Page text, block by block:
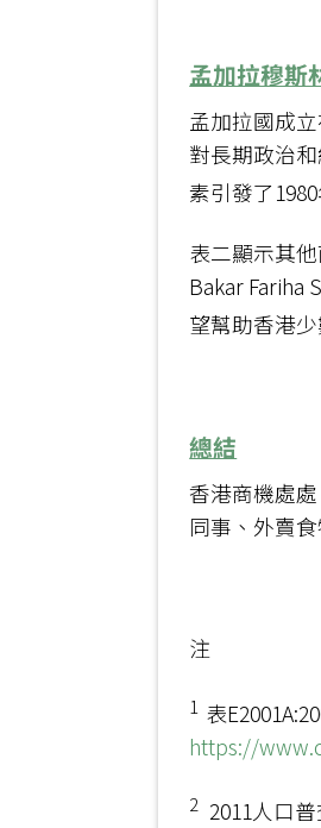
孟加拉穆斯
孟加拉國成
對長期政治
素引發了
表二顯示其
Bakar Fariha
望幫助香港
總結
香港商機處
同事、外賣
注
1 表
https://
2 2011人口